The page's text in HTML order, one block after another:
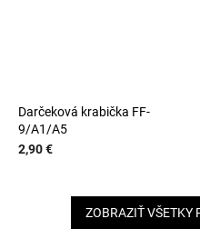
Darčeková krabička FF-
9/A1/A5
2,90 €
ZOBRAZIŤ VŠETKY